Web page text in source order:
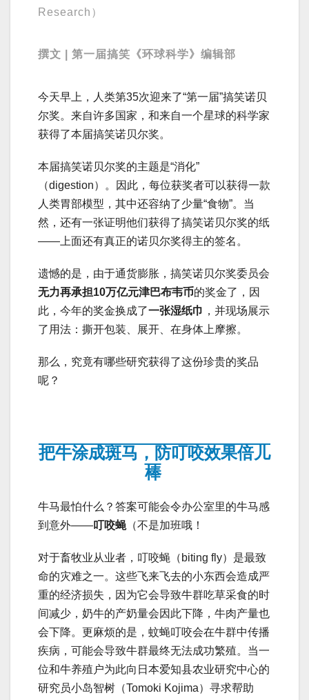
Research）
撰文 | 第一届搞笑《环球科学》编辑部
今天早上，人类第35次迎来了“第一届”搞笑诺贝
尔奖。来自许多国家，和来自一个星球的科学家
获得了本届搞笑诺贝尔奖。
本届搞笑诺贝尔奖的主题是“消化”
（digestion）。因此，每位获奖者可以获得一款
人类胃部模型，其中还容纳了少量“食物”。当
然，还有一张证明他们获得了搞笑诺贝尔奖的纸
——上面还有真正的诺贝尔奖得主的签名。
遗憾的是，由于通货膨胀，搞笑诺贝尔奖委员会
无力再承担10万亿元津巴布韦币的奖金了，因
此，今年的奖金换成了一张湿纸巾 ，并现场展示
了用法：撕开包装、展开、在身体上摩擦。
那么，究竟有哪些研究获得了这份珍贵的奖品
呢？
把牛涂成斑马，防叮咬效果倍儿
棒
牛马最怕什么？答案可能会令办公室里的牛马感
到意外——叮咬蝇 （不是加班哦！
对于畜牧业从业者，叮咬蝇（biting fly）是最致
命的灾难之一。这些飞来飞去的小东西会造成严
重的经济损失，因为它会导致牛群吃草采食的时
间减少，奶牛的产奶量会因此下降，牛肉产量也
会下降。更麻烦的是，蚊蝇叮咬会在牛群中传播
疾病，可能会导致牛群最终无法成功繁殖。当一
位和牛养殖户为此向日本爱知县农业研究中心的
研究员小岛智树（Tomoki Kojima）寻求帮助